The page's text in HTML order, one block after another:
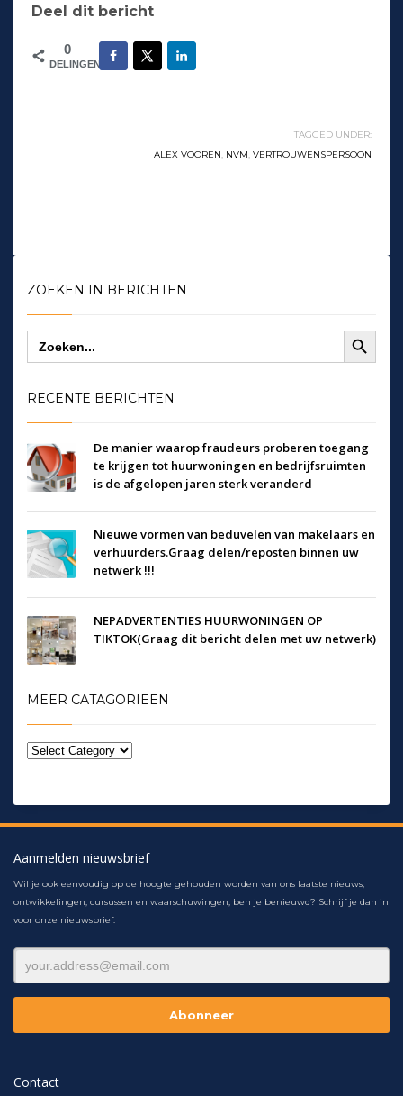
Deel dit bericht
0
DELINGEN
TAGGED UNDER:
ALEX VOOREN, NVM, VERTROUWENSPERSOON
ZOEKEN IN BERICHTEN
Zoek
naar:
Zoekknop
RECENTE BERICHTEN
De manier waarop fraudeurs proberen toegang
te krijgen tot huurwoningen en bedrijfsruimten
is de afgelopen jaren sterk veranderd
Nieuwe vormen van beduvelen van makelaars en
verhuurders.Graag delen/reposten binnen uw
netwerk !!!
NEPADVERTENTIES HUURWONINGEN OP
TIKTOK(Graag dit bericht delen met uw netwerk)
MEER CATAGORIEEN
Aanmelden nieuwsbrief
Wil je ook eenvoudig op de hoogte gehouden worden van ons laatste nieuws,
ontwikkelingen, cursussen en waarschuwingen, ben je benieuwd? Schrijf je dan in
voor onze nieuwsbrief.
Contact